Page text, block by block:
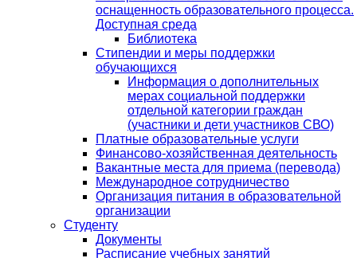
оснащенность образовательного процесса.
Доступная среда
Библиотека
Стипендии и меры поддержки
обучающихся
Информация о дополнительных
мерах социальной поддержки
отдельной категории граждан
(участники и дети участников СВО)
Платные образовательные услуги
Финансово-хозяйственная деятельность
Вакантные места для приема (перевода)
Международное сотрудничество
Организация питания в образовательной
организации
Студенту
Документы
Расписание учебных занятий